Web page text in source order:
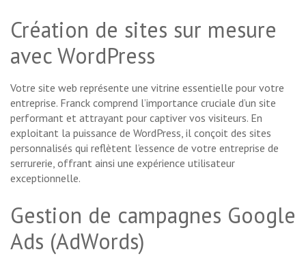
Création de sites sur mesure
avec WordPress
Votre site web représente une vitrine essentielle pour votre
entreprise. Franck comprend l’importance cruciale d’un site
performant et attrayant pour captiver vos visiteurs. En
exploitant la puissance de WordPress, il conçoit des sites
personnalisés qui reflètent l’essence de votre entreprise de
serrurerie, offrant ainsi une expérience utilisateur
exceptionnelle.
Gestion de campagnes Google
Ads (AdWords)